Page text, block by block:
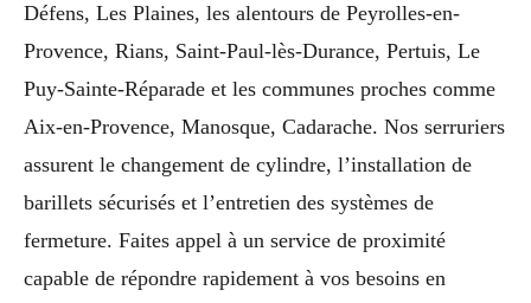
Défens, Les Plaines, les alentours de Peyrolles-en-
Provence, Rians, Saint-Paul-lès-Durance, Pertuis, Le
Puy-Sainte-Réparade et les communes proches comme
Aix-en-Provence, Manosque, Cadarache. Nos serruriers
assurent le changement de cylindre, l’installation de
barillets sécurisés et l’entretien des systèmes de
fermeture. Faites appel à un service de proximité
capable de répondre rapidement à vos besoins en